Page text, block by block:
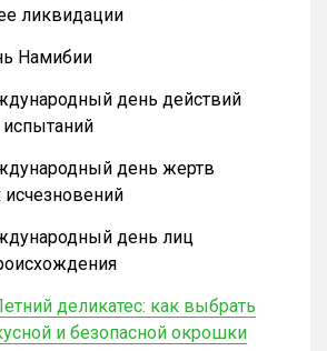
ликвидации
Намибии
день действий
день жертв
день лиц
деликатес: как выбрать
и безопасной окрошки